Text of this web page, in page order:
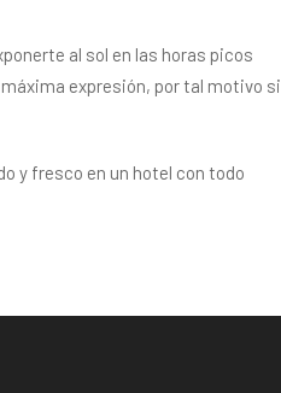
al sol en las horas picos
expresión, por tal motivo si
y fresco en un hotel con todo